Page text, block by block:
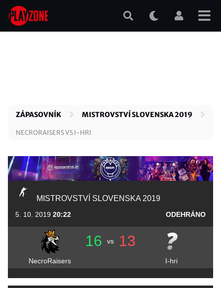
Přejít
hlavnímu
ZÁPASOVNÍK MISTROVSTVÍ SLOVENSKA 2019
NECRORAISERS VS I-HRI
MISTROVSTVÍ SLOVENSKA 2019
5. 10. 2019 20:22 ODEHRÁNO
16 vs 13
NecroRaisers I-hri